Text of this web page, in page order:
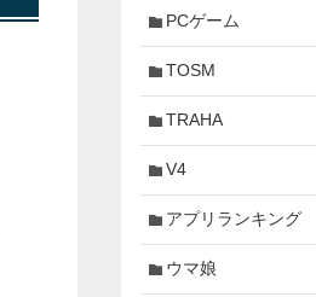
PCゲーム
TOSM
TRAHA
V4
アプリランキング
ウマ娘